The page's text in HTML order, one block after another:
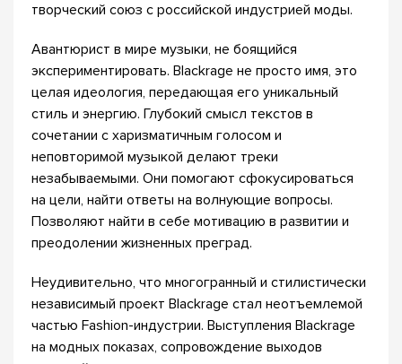
творческий союз с российской индустрией моды.
Авантюрист в мире музыки, не боящийся
экспериментировать. Blackrage не просто имя, это
целая идеология, передающая его уникальный
стиль и энергию. Глубокий смысл текстов в
сочетании с харизматичным голосом и
неповторимой музыкой делают треки
незабываемыми. Они помогают сфокусироваться
на цели, найти ответы на волнующие вопросы.
Позволяют найти в себе мотивацию в развитии и
преодолении жизненных преград.
Неудивительно, что многогранный и стилистически
независимый проект Blackrage стал неотъемлемой
частью Fashion-индустрии. Выступления Blackrage
на модных показах, сопровождение выходов